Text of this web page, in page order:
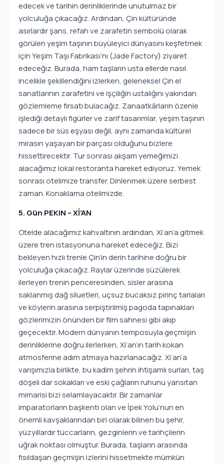
edecek ve tarihin derinliklerinde unutulmaz bir
yolculuğa çıkacağız. Ardından, Çin kültüründe
asırlardır şans, refah ve zarafetin sembolü olarak
görülen yeşim taşının büyüleyici dünyasını keşfetmek
için Yeşim Taşı Fabrikası’nı (Jade Factory) ziyaret
edeceğiz. Burada, ham taşların usta ellerde nasıl
incelikle şekillendiğini izlerken, geleneksel Çin el
sanatlarının zarafetini ve işçiliğin ustalığını yakından
gözlemleme fırsatı bulacağız. Zanaatkârların özenle
işlediği detaylı figürler ve zarif tasarımlar, yeşim taşının
sadece bir süs eşyası değil, aynı zamanda kültürel
mirasın yaşayan bir parçası olduğunu bizlere
hissettirecektir. Tur sonrası akşam yemeğimizi
alacağımız lokal restoranta hareket ediyoruz. Yemek
sonrası otelimize transfer. Dinlenmek üzere serbest
zaman. Konaklama otelimizde.
5. Gün PEKIN – Xİ’AN
Otelde alacağımız kahvaltının ardından, Xi’an’a gitmek
üzere tren istasyonuna hareket edeceğiz. Bizi
bekleyen hızlı trenle Çin’in derin tarihine doğru bir
yolculuğa çıkacağız. Raylar üzerinde süzülerek
ilerleyen trenin penceresinden, sisler arasına
saklanmış dağ siluetleri, uçsuz bucaksız pirinç tarlaları
ve köylerin arasına serpiştirilmiş pagoda tapınakları
gözlerimizin önünden bir film sahnesi gibi akıp
geçecektir. Modern dünyanın temposuyla geçmişin
derinliklerine doğru ilerlerken, Xi’an’ın tarih kokan
atmosferine adım atmaya hazırlanacağız. Xi’an’a
varışımızla birlikte, bu kadim şehrin ihtişamlı surları, taş
döşeli dar sokakları ve eski çağların ruhunu yansıtan
mimarisi bizi selamlayacaktır. Bir zamanlar
imparatorların başkenti olan ve İpek Yolu’nun en
önemli kavşaklarından biri olarak bilinen bu şehir,
yüzyıllardır tüccarların, gezginlerin ve tarihçilerin
uğrak noktası olmuştur. Burada, taşların arasında
fısıldaşan geçmişin izlerini hissetmekte mümkün